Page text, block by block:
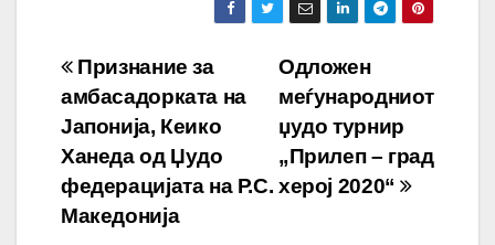
Навигација
на
напис
Одложен
меѓународниот
џудо турнир
„Прилеп – град
херој 2020“
Признание за
амбасадорката на
Јапонија, Кеико
Ханеда од Џудо
федерацијата на Р.С.
Македонија